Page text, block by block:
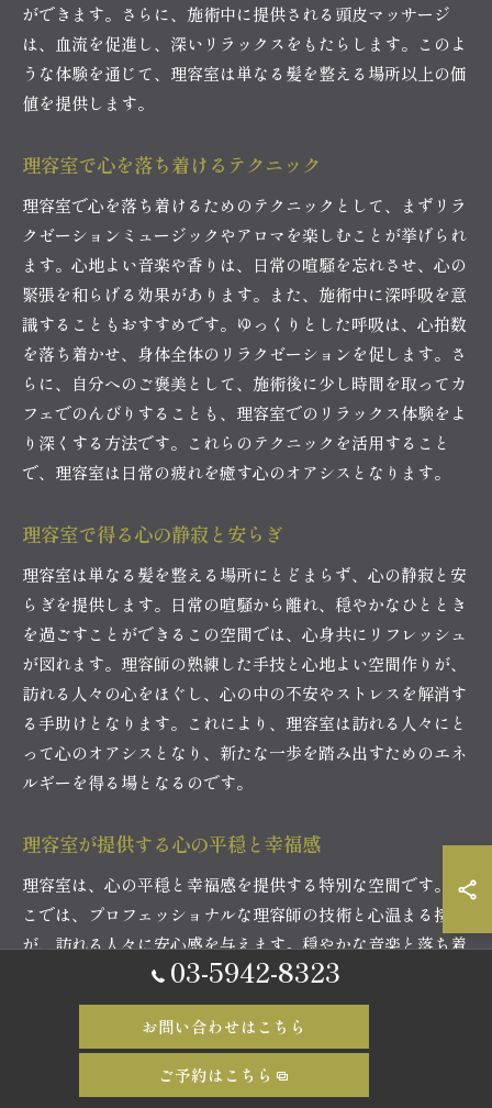
ができます。さらに、施術中に提供される頭皮マッサージ
は、血流を促進し、深いリラックスをもたらします。このよ
うな体験を通じて、理容室は単なる髪を整える場所以上の価
値を提供します。
理容室で心を落ち着けるテクニック
理容室で心を落ち着けるためのテクニックとして、まずリラ
クゼーションミュージックやアロマを楽しむことが挙げられ
ます。心地よい音楽や香りは、日常の喧騒を忘れさせ、心の
緊張を和らげる効果があります。また、施術中に深呼吸を意
識することもおすすめです。ゆっくりとした呼吸は、心拍数
を落ち着かせ、身体全体のリラクゼーションを促します。さ
らに、自分へのご褒美として、施術後に少し時間を取ってカ
フェでのんびりすることも、理容室でのリラックス体験をよ
り深くする方法です。これらのテクニックを活用すること
で、理容室は日常の疲れを癒す心のオアシスとなります。
理容室で得る心の静寂と安らぎ
理容室は単なる髪を整える場所にとどまらず、心の静寂と安
らぎを提供します。日常の喧騒から離れ、穏やかなひととき
を過ごすことができるこの空間では、心身共にリフレッシュ
が図れます。理容師の熟練した手技と心地よい空間作りが、
訪れる人々の心をほぐし、心の中の不安やストレスを解消す
る手助けとなります。これにより、理容室は訪れる人々にと
って心のオアシスとなり、新たな一歩を踏み出すためのエネ
ルギーを得る場となるのです。
理容室が提供する心の平穏と幸福感
理容室は、心の平穏と幸福感を提供する特別な空間です。こ
こでは、プロフェッショナルな理容師の技術と心温まる接客
が、訪れる人々に安心感を与えます。穏やかな音楽と落ち着
いた照明の中で過ごす時間は、自分自身と向き合う貴重なひ
とときです。理容室での体験は、単なる美容のためのもので
はなく、心の内側から幸福感を引き出すためのものです。こ
めの活力を提供し、次の挑戦に向けたポジティブな気持ちを
03-5942-8323
お問い合わせはこちら
ご予約はこちら